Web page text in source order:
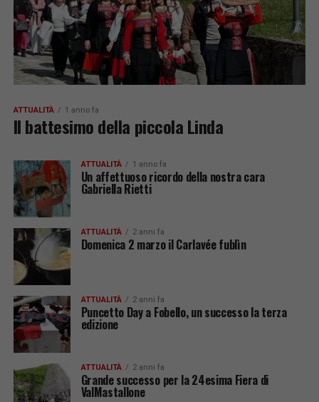
ATTUALITÀ 1 anno fa
Il battesimo della piccola Linda
ATTUALITÀ 1 anno fa
Un affettuoso ricordo della nostra cara
Gabriella Rietti
ATTUALITÀ 2 anni fa
Domenica 2 marzo il Carlavée fublìn
ATTUALITÀ 2 anni fa
Puncetto Day a Fobello, un successo la terza
edizione
ATTUALITÀ 2 anni fa
Grande successo per la 24esima Fiera di
ValMastallone